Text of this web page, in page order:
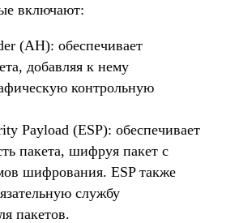
включают:
(AH): обеспечивает
добавляя к нему
контрольную
Payload (ESP): обеспечивает
пакета, шифруя пакет с
шифрования. ESP также
службу
пакетов.